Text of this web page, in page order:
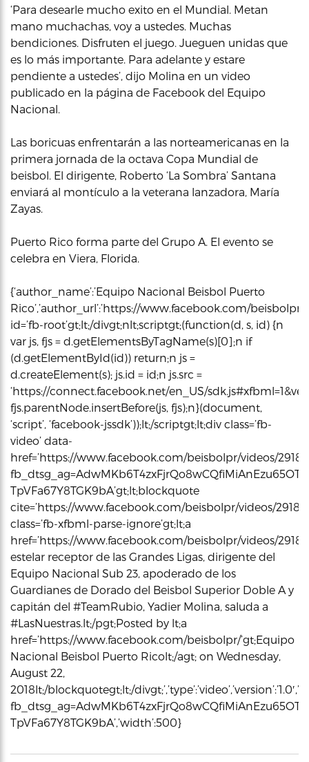
‘Para desearle mucho exito en el Mundial. Metan
mano muchachas, voy a ustedes. Muchas
bendiciones. Disfruten el juego. Jueguen unidas que
es lo más importante. Para adelante y estare
pendiente a ustedes’, dijo Molina en un video
publicado en la página de Facebook del Equipo
Nacional.
Las boricuas enfrentarán a las norteamericanas en la
primera jornada de la octava Copa Mundial de
beisbol. El dirigente, Roberto ‘La Sombra’ Santana
enviará al montículo a la veterana lanzadora, María
Zayas.
Puerto Rico forma parte del Grupo A. El evento se
celebra en Viera, Florida.
{‘author_name’:’Equipo Nacional Beisbol Puerto
Rico’,’author_url’:’https://www.facebook.com/beisbolpr/
id=’fb-root’gt;lt;/divgt;nlt;scriptgt;(function(d, s, id) {n
var js, fjs = d.getElementsByTagName(s)[0];n if
(d.getElementById(id)) return;n js =
d.createElement(s); js.id = id;n js.src =
‘https://connect.facebook.net/en_US/
fjs.parentNode.insertBefore(js, fjs);n}(document,
‘script’, ‘facebook-jssdk’));lt;/scriptgt;lt;div class=’fb-
video’ data-
href=’https://www.facebook.com/beisbolpr/videos/
TpVFa67Y8TGK9bA’gt;lt;blockquote
cite=’https://www.facebook.com/beisbolpr/videos/
class=’fb-xfbml-parse-ignore’gt;lt;a
href=’https://www.facebook.com/beisbolpr/videos/
estelar receptor de las Grandes Ligas, dirigente del
Equipo Nacional Sub 23, apoderado de los
Guardianes de Dorado del Beisbol Superior Doble A y
capitán del #TeamRubio, Yadier Molina, saluda a
#LasNuestras.lt;/pgt;Posted by lt;a
href=’https://www.facebook.com/beisbolpr/’gt;Equipo
Nacional Beisbol Puerto Ricolt;/agt; on Wednesday,
August 22,
2018lt;/blockquotegt;lt;/
TpVFa67Y8TGK9bA’,’width’:500}